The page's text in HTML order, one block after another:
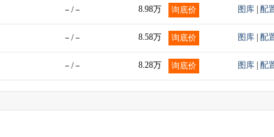
－/－ 8.98万 询底价 图库 配
－/－ 8.58万 询底价 图库 配
－/－ 8.28万 询底价 图库 配